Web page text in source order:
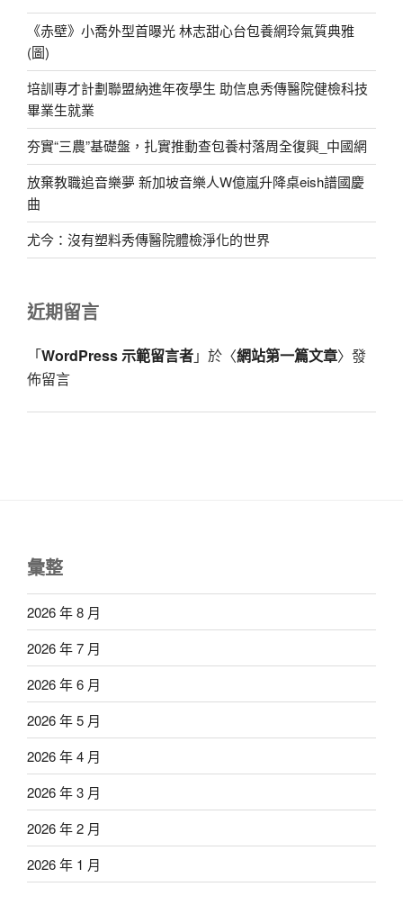
《赤壁》小喬外型首曝光 林志甜心台包養網玲氣質典雅
(圖)
培訓專才計劃聯盟納進年夜學生 助信息秀傳醫院健檢科技
畢業生就業
夯實“三農”基礎盤，扎實推動查包養村落周全復興_中國網
放棄教職追音樂夢 新加坡音樂人W億嵐升降桌eish譜國慶
曲
尤今：沒有塑料秀傳醫院體檢淨化的世界
近期留言
「WordPress 示範留言者」於〈網站第一篇文章〉發
佈留言
彙整
2026 年 8 月
2026 年 7 月
2026 年 6 月
2026 年 5 月
2026 年 4 月
2026 年 3 月
2026 年 2 月
2026 年 1 月